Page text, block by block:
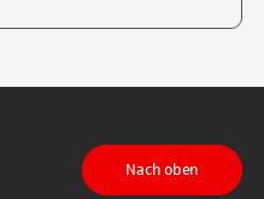
TikTokauf LinkedIn
Nach oben